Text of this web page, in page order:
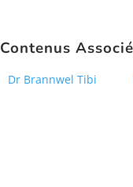
Contenus
Dr Brannwel Tibi